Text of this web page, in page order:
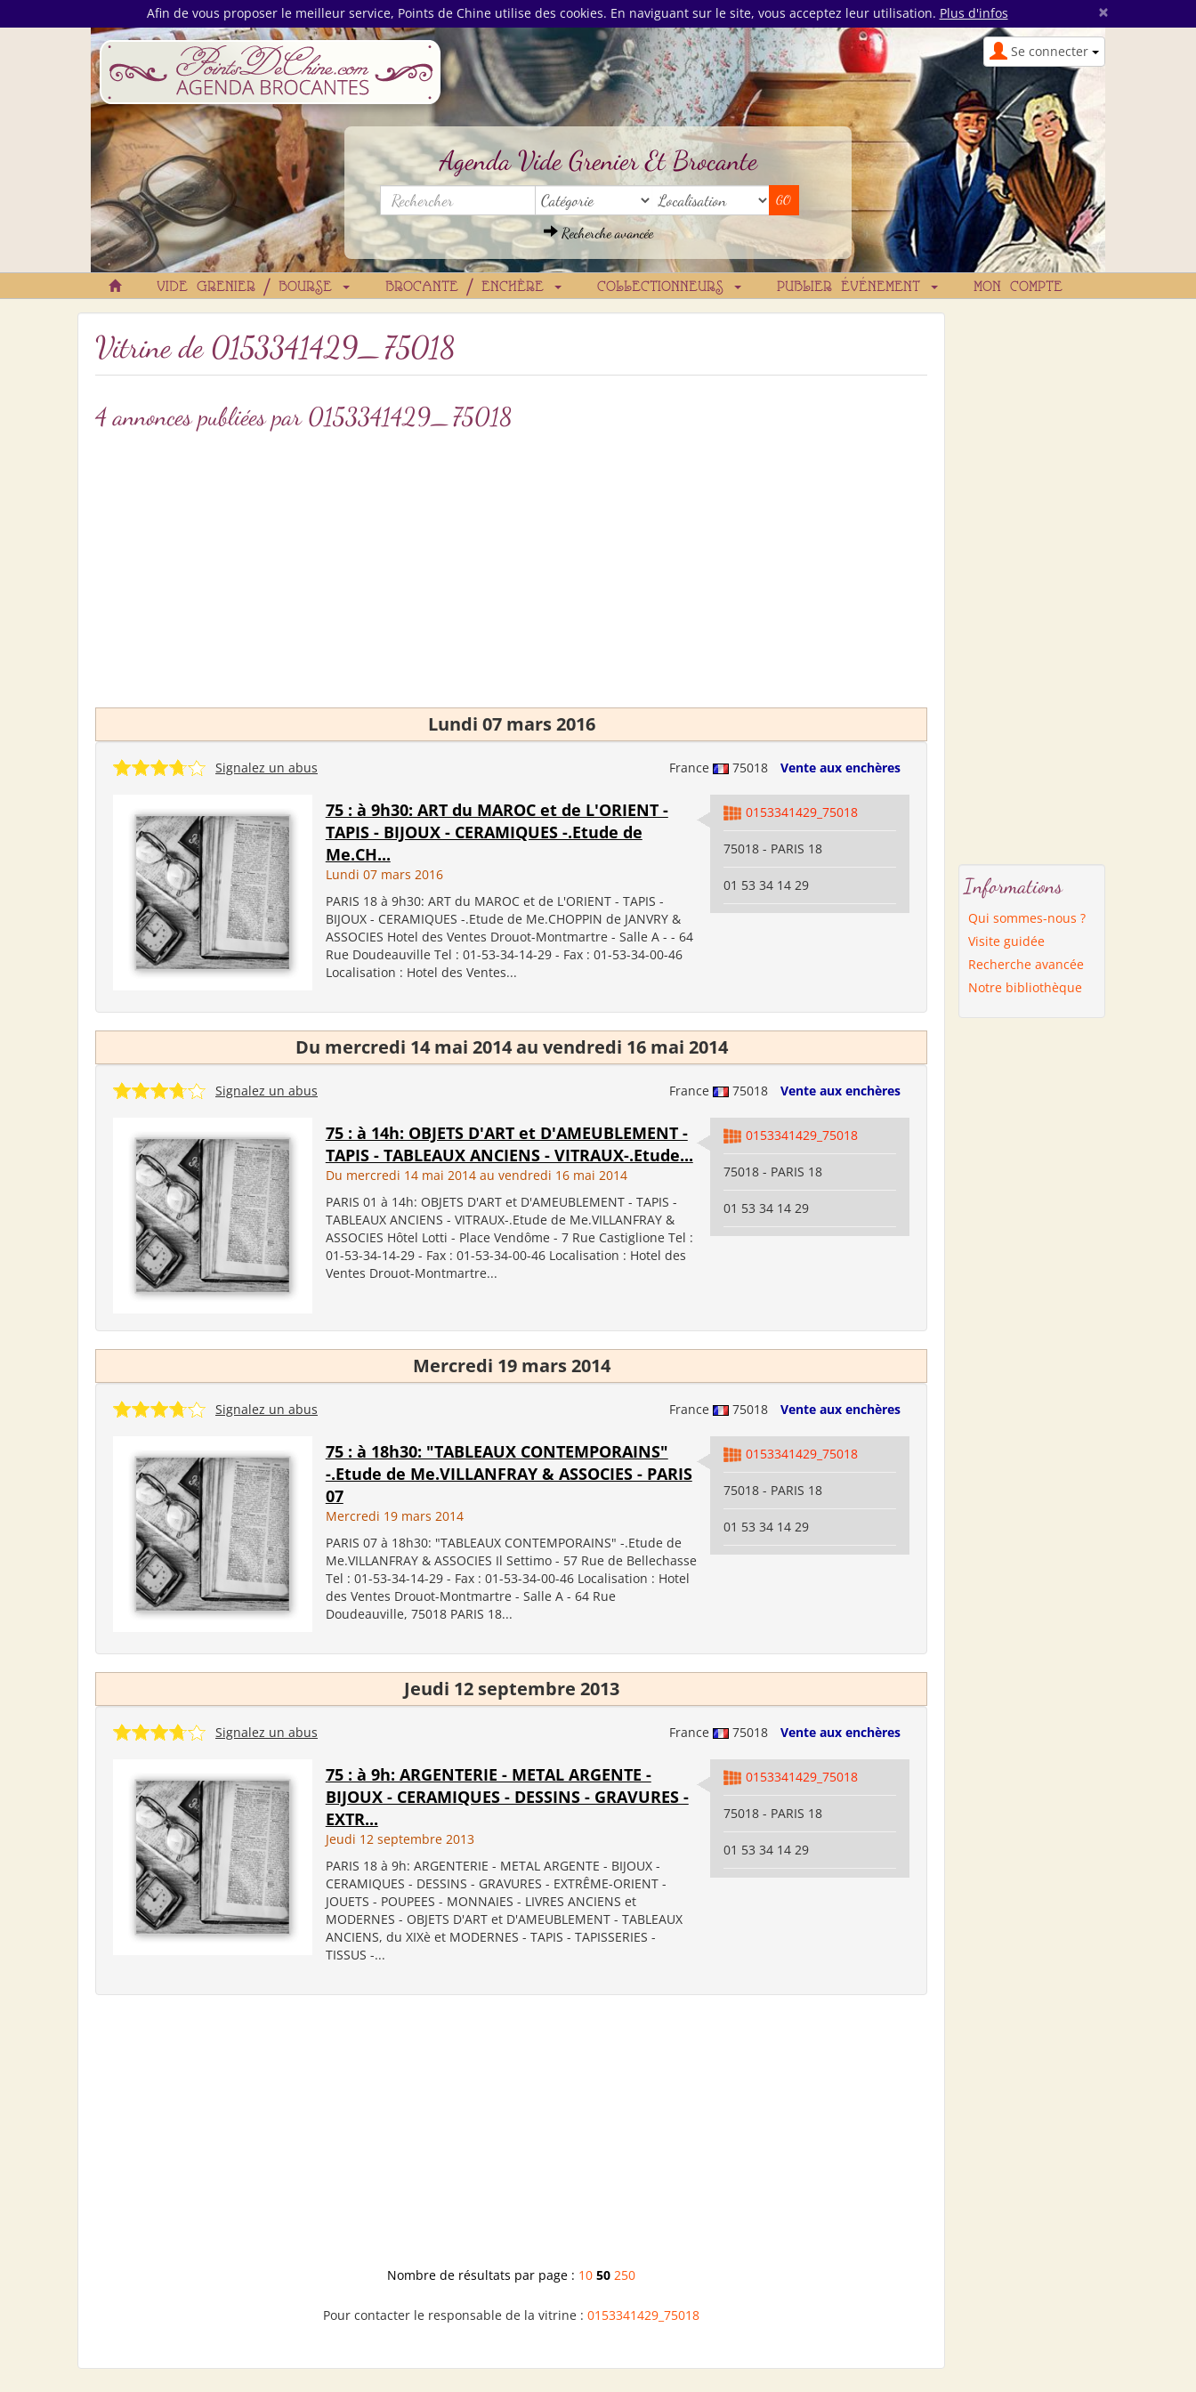
Afin de vous proposer le meilleur service, Points de Chine utilise des cookies. En naviguant sur le site, vous acceptez leur utilisation. Plus d'infos ×
Se connecter
Agenda Vide Grenier Et Brocante
Recherche avancée
VIDE GRENIER / BOURSE BROCANTE / ENCHÈRE COLLECTIONNEURS PUBLIER ÉVÉNEMENT MON COMPTE
Vitrine de0153341429_75018
4 annonces publiées par 0153341429_75018
Lundi 07 mars 2016
France 75018 Vente aux enchères
Signalez un abus
75 : à 9h30: ART du MAROC et de L'ORIENT -
TAPIS - BIJOUX - CERAMIQUES -.Etude de
Me.CH...
Lundi 07 mars 2016
PARIS 18 à 9h30: ART du MAROC et de L'ORIENT - TAPIS -
BIJOUX - CERAMIQUES -.Etude de Me.CHOPPIN de JANVRY &
ASSOCIES Hotel des Ventes Drouot-Montmartre - Salle A - - 64
Rue Doudeauville Tel : 01-53-34-14-29 - Fax : 01-53-34-00-46
Localisation : Hotel des Ventes...
0153341429_75018
75018 - PARIS 18
01 53 34 14 29
Du mercredi 14 mai 2014 au vendredi 16 mai 2014
France 75018 Vente aux enchères
Signalez un abus
75 : à 14h: OBJETS D'ART et D'AMEUBLEMENT -
TAPIS - TABLEAUX ANCIENS - VITRAUX-.Etude...
Du mercredi 14 mai 2014 au vendredi 16 mai 2014
PARIS 01 à 14h: OBJETS D'ART et D'AMEUBLEMENT - TAPIS -
TABLEAUX ANCIENS - VITRAUX-.Etude de Me.VILLANFRAY &
ASSOCIES Hôtel Lotti - Place Vendôme - 7 Rue Castiglione Tel :
01-53-34-14-29 - Fax : 01-53-34-00-46 Localisation : Hotel des
Ventes Drouot-Montmartre...
0153341429_75018
75018 - PARIS 18
01 53 34 14 29
Mercredi 19 mars 2014
France 75018 Vente aux enchères
Signalez un abus
75 : à 18h30: "TABLEAUX CONTEMPORAINS"
-.Etude de Me.VILLANFRAY & ASSOCIES - PARIS
07
Mercredi 19 mars 2014
PARIS 07 à 18h30: "TABLEAUX CONTEMPORAINS" -.Etude de
Me.VILLANFRAY & ASSOCIES Il Settimo - 57 Rue de Bellechasse
Tel : 01-53-34-14-29 - Fax : 01-53-34-00-46 Localisation : Hotel
des Ventes Drouot-Montmartre - Salle A - 64 Rue
Doudeauville, 75018 PARIS 18...
0153341429_75018
75018 - PARIS 18
01 53 34 14 29
Jeudi 12 septembre 2013
France 75018 Vente aux enchères
Signalez un abus
75 : à 9h: ARGENTERIE - METAL ARGENTE -
BIJOUX - CERAMIQUES - DESSINS - GRAVURES -
EXTR...
Jeudi 12 septembre 2013
PARIS 18 à 9h: ARGENTERIE - METAL ARGENTE - BIJOUX -
CERAMIQUES - DESSINS - GRAVURES - EXTRÊME-ORIENT -
JOUETS - POUPEES - MONNAIES - LIVRES ANCIENS et
MODERNES - OBJETS D'ART et D'AMEUBLEMENT - TABLEAUX
ANCIENS, du XIXè et MODERNES - TAPIS - TAPISSERIES -
TISSUS -...
0153341429_75018
75018 - PARIS 18
01 53 34 14 29
Nombre de résultats par page : 10 50 250
Pour contacter le responsable de la vitrine : 0153341429_75018
Informations
Qui sommes-nous ?
Visite guidée
Recherche avancée
Notre bibliothèque